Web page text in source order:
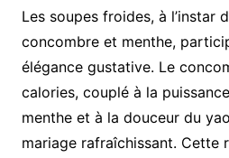
Les soupes froides, à l’instar
concombre et menthe,
élégance gustative. Le
calories, couplé à la
menthe et à la douceur du
mariage rafraîchissant. Cette